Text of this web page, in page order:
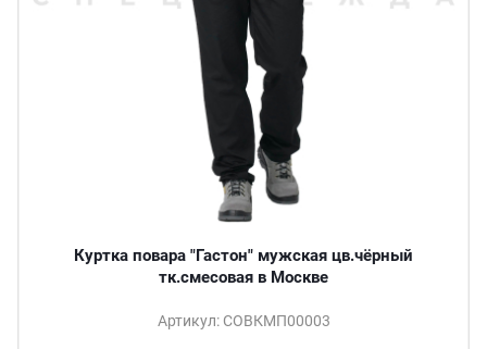
Куртка повара "Гастон" мужская цв.чёрный
тк.смесовая в Москве
Артикул: СОВКМП00003